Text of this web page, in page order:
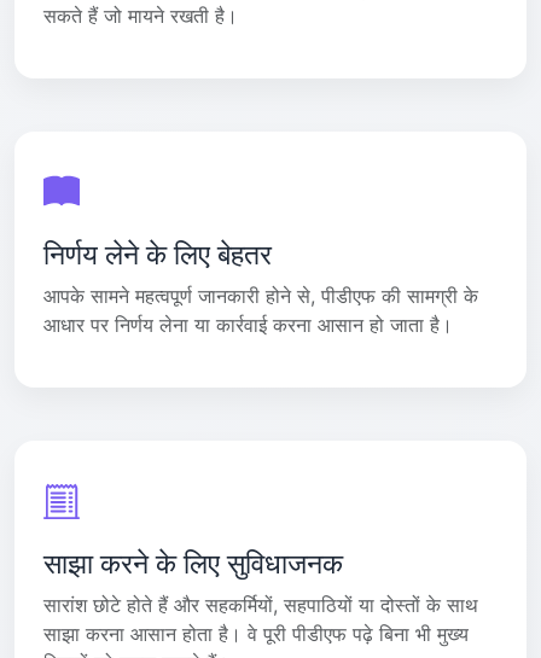
सकते हैं जो मायने रखती है।
निर्णय लेने के लिए बेहतर
आपके सामने महत्वपूर्ण जानकारी होने से, पीडीएफ की सामग्री के
आधार पर निर्णय लेना या कार्रवाई करना आसान हो जाता है।
साझा करने के लिए सुविधाजनक
सारांश छोटे होते हैं और सहकर्मियों, सहपाठियों या दोस्तों के साथ
साझा करना आसान होता है। वे पूरी पीडीएफ पढ़े बिना भी मुख्य